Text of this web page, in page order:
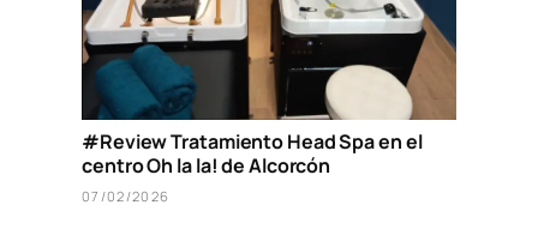
#Review Tratamiento Head Spa en el
centro Oh la la! de Alcorcón
07/02/2026